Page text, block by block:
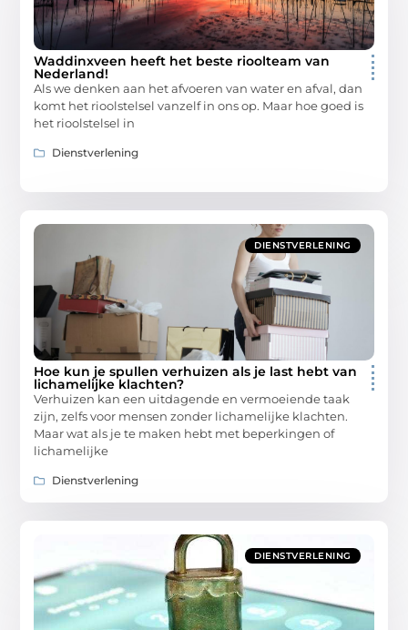
Waddinxveen heeft het beste rioolteam van
Nederland!
Als we denken aan het afvoeren van water en afval, dan
komt het rioolstelsel vanzelf in ons op. Maar hoe goed is
het rioolstelsel in
Dienstverlening
DIENSTVERLENING
Hoe kun je spullen verhuizen als je last hebt van
lichamelijke klachten?
Verhuizen kan een uitdagende en vermoeiende taak
zijn, zelfs voor mensen zonder lichamelijke klachten.
Maar wat als je te maken hebt met beperkingen of
lichamelijke
Dienstverlening
DIENSTVERLENING